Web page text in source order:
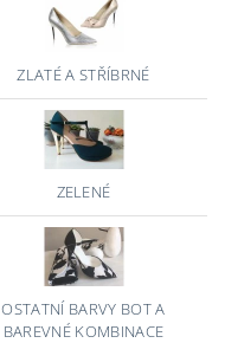
ZLATÉ A STŘÍBRNÉ
ZELENÉ
OSTATNÍ BARVY BOT A
BAREVNÉ KOMBINACE